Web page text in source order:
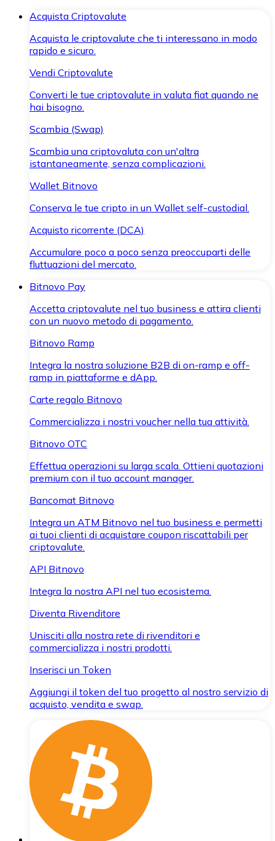
Acquista Criptovalute
Acquista le criptovalute che ti interessano in modo
rapido e sicuro.
Vendi Criptovalute
Converti le tue criptovalute in valuta fiat quando ne
hai bisogno.
Scambia (Swap)
Scambia una criptovaluta con un'altra
istantaneamente, senza complicazioni.
Wallet Bitnovo
Conserva le tue cripto in un Wallet self-custodial.
Acquisto ricorrente (DCA)
Accumulare poco a poco senza preoccuparti delle
fluttuazioni del mercato.
Bitnovo Pay
Accetta criptovalute nel tuo business e attira clienti
con un nuovo metodo di pagamento.
Bitnovo Ramp
Integra la nostra soluzione B2B di on-ramp e off-
ramp in piattaforme e dApp.
Carte regalo Bitnovo
Commercializza i nostri voucher nella tua attività.
Bitnovo OTC
Effettua operazioni su larga scala. Ottieni quotazioni
premium con il tuo account manager.
Bancomat Bitnovo
Integra un ATM Bitnovo nel tuo business e permetti
ai tuoi clienti di acquistare coupon riscattabili per
criptovalute.
API Bitnovo
Integra la nostra API nel tuo ecosistema.
Diventa Rivenditore
Unisciti alla nostra rete di rivenditori e
commercializza i nostri prodotti.
Inserisci un Token
Aggiungi il token del tuo progetto al nostro servizio di
acquisto, vendita e swap.